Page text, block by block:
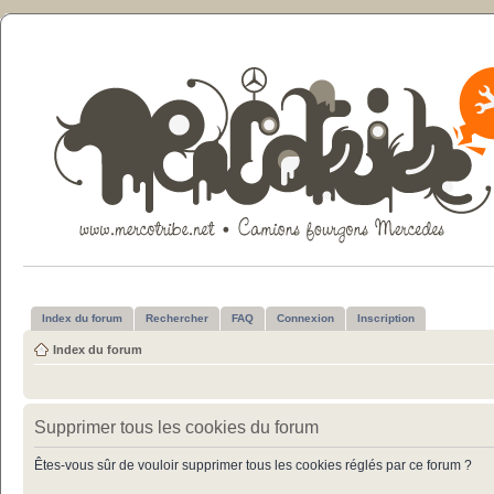
Index du forum Rechercher FAQ Connexion Inscription
Index du forum
Supprimer tous les cookies du forum
Êtes-vous sûr de vouloir supprimer tous les cookies réglés par ce forum ?